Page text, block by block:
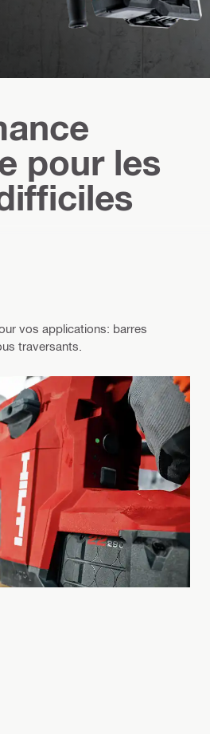
pour les
vos applications: barres
traversants.